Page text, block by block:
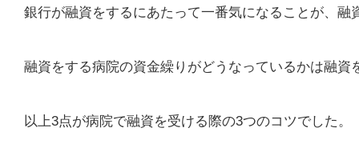
銀行が融資をするにあたって一番気になることが、
融資をする病院の資金繰りがどうなっているかは融
以上3点が病院で融資を受ける際の3つのコツでした。